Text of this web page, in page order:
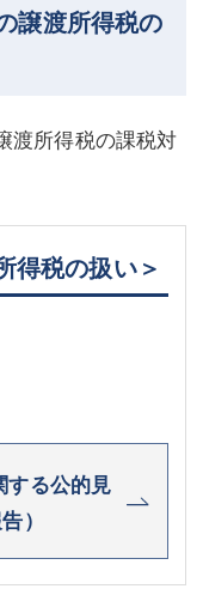
譲渡所得税の
渡所得税の課税対
得税の扱い＞
する公的見
）